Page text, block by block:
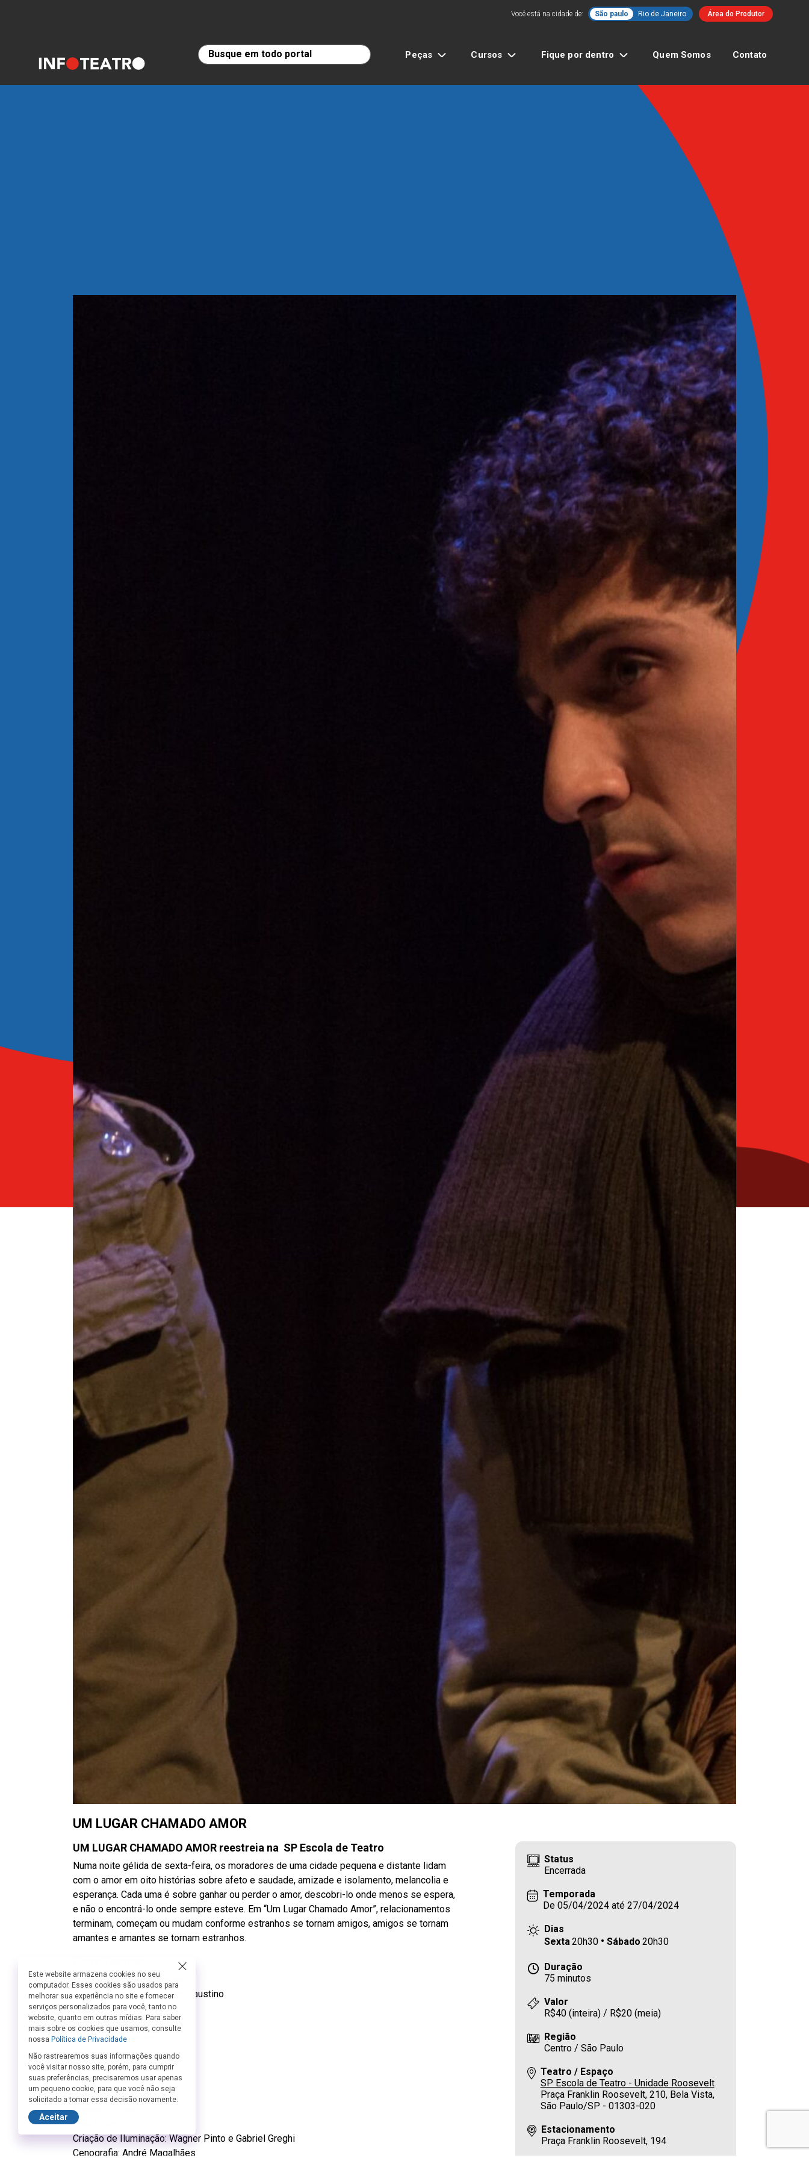
Você está na cidade de: São paulo Rio de Janeiro Área do Produtor
Peças Cursos Fique por dentro Quem Somos Contato
UM LUGAR CHAMADO AMOR
UM LUGAR CHAMADO AMOR reestreia na SP Escola de Teatro
Numa noite gélida de sexta-feira, os moradores de uma cidade pequena e distante lidam
com o amor em oito histórias sobre afeto e saudade, amizade e isolamento, melancolia e
esperança. Cada uma é sobre ganhar ou perder o amor, descobri-lo onde menos se espera,
e não o encontrá-lo onde sempre esteve. Em “Um Lugar Chamado Amor”, relacionamentos
terminam, começam ou mudam conforme estranhos se tornam amigos, amigos se tornam
amantes e amantes se tornam estranhos.
Texto Original: John Cariani
Adaptação e Direção: Mara Faustino
Elenco:
André Magalhães
Fernanda Gonçalves
Gabriel Accioly
Heleni Fantini
Isaac Medeiros
Jéssica Chiaradia
Leonardo Silva
Suel Silva
Criação de Iluminação: Wagner Pinto e Gabriel Greghi
Cenografia: André Magalhães
Status
Encerrada
Temporada
De 05/04/2024 até 27/04/2024
Dias
Sexta 20h30 Sábado 20h30
Duração
75 minutos
Valor
R$40 (inteira) / R$20 (meia)
Região
Centro / São Paulo
Teatro / Espaço
SP Escola de Teatro - Unidade Roosevelt
Praça Franklin Roosevelt, 210, Bela Vista,
São Paulo/SP - 01303-020
Estacionamento
Praça Franklin Roosevelt, 194
Este website armazena cookies no seu
computador. Esses cookies são usados para
melhorar sua experiência no site e fornecer
serviços personalizados para você, tanto no
website, quanto em outras mídias. Para saber
mais sobre os cookies que usamos, consulte
nossa Política de Privacidade
Não rastrearemos suas informações quando
você visitar nosso site, porém, para cumprir
suas preferências, precisaremos usar apenas
um pequeno cookie, para que você não seja
solicitado a tomar essa decisão novamente.
Aceitar